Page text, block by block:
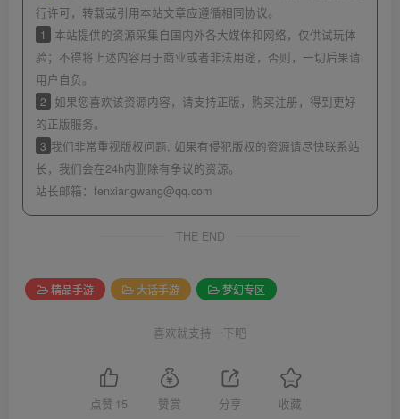
行许可，转载或引用本站文章应遵循相同协议。
1
本站提供的资源采集自国内外各大媒体和网络，仅供试玩体
验；不得将上述内容用于商业或者非法用途，否则，一切后果请
用户自负。
2
如果您喜欢该资源内容，请支持正版，购买注册，得到更好
的正版服务。
3 我们非常重视版权问题, 如果有侵犯版权的资源请尽快联系站
长，我们会在24h内删除有争议的资源。
站长邮箱： fenxiangwang@qq.com
THE END
精品手游 大话手游 梦幻专区
喜欢就支持一下吧
点赞 15 赞赏 分享 收藏